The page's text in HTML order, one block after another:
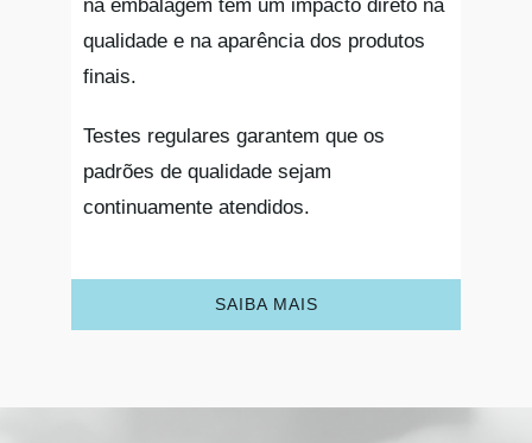
na embalagem têm um impacto direto na
qualidade e na aparência dos produtos
finais.
Testes regulares garantem que os
padrões de qualidade sejam
continuamente atendidos.
SAIBA MAIS